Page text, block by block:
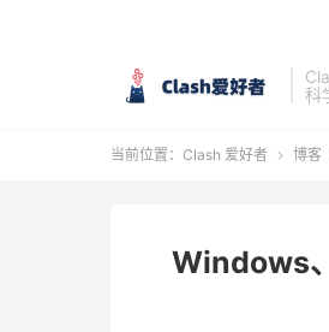
科
当前位置： Clash 爱好者  博客
Windows